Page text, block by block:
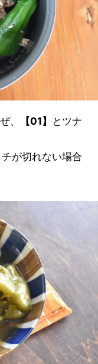
、 【01】
とツナ
が切れない場合